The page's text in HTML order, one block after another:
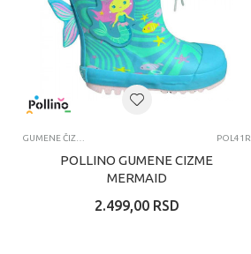
POL41R
POLLINO GUMENE CIZME
MERMAID
2.499,00 RSD